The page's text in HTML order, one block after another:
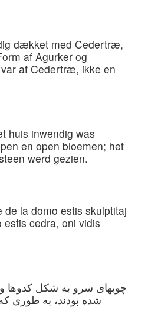
dækket med Cedertræ,
af Agurker og
af Cedertræ, ikke en
huis inwendig was
en open bloemen; het
werd gezien.
de la domo estis skulptitaj
cedra, oni vidis
چوبهای سرو به شکل کدوها
شده بودند، به طوری